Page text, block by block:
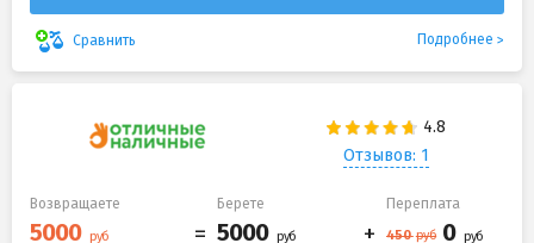
Сравнить Подробнее
Отзывов: 1
Возвращаете Берете Переплата